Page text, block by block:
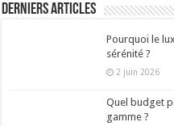
Derniers articles
Pourquoi le
sérénité ?
2 juin 2026
Quel budget
gamme ?